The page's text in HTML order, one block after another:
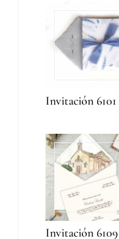
Invitación 6101
Invitación 6109